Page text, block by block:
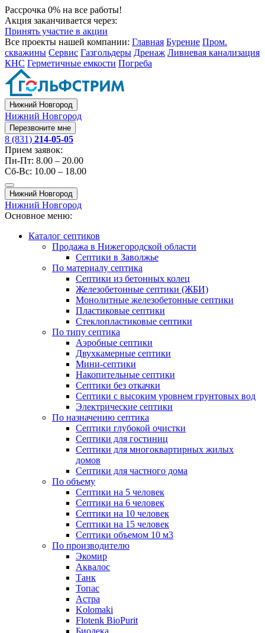
Рассрочка 0% на все работы!
Акция заканчивается через:
Принять участие в акции
Все проекты нашей компании: Главная Бурение Пром.
скважины Сервис Газгольдеры Дренаж Ливневая канализация
КНС Герметичные емкости Погреба
Нижний Новгород
Нижний Новгород
Перезвоните мне
8 (831) 214-05-05
Прием заявок:
Пн-Пт: 8.00 – 20.00
Сб-Вс: 10.00 – 18.00
Нижний Новгород
Нижний Новгород
Основное меню:
Каталог септиков
Продажа в Нижегородской области
Септики в Заволжье
По материалу септика
Септики из бетонных колец
Железобетонные септики (ЖБИ)
Монолитные железобетонные септики
Пластиковые септики
Стеклопластиковые септики
По типу септика
Аэробные септики
Двухкамерные септики
Мини-септики
Накопительные септики
Септики без откачки
Септики с высоким уровнем грунтовых вод
Электрические септики
По назначению септика
Септики глубокой очистки
Септики для гостиниц
Септики для многоквартирных жилых
домов
Септики для частного дома
По объему
Септики на 5 человек
Септики на 6 человек
Септики на 10 человек
Септики на 15 человек
Септики объемом 10 м3
По производителю
Экомир
Аквалос
Танк
Топас
Астра
Kolomaki
Flotenk BioPurit
Биодека